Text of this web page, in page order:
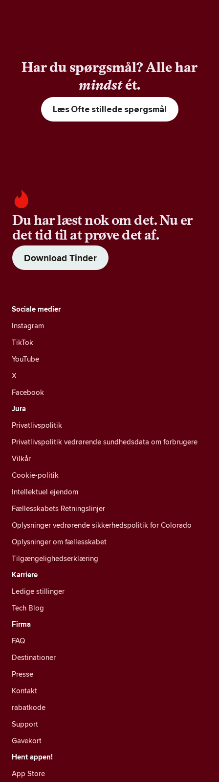
Har du spørgsmål? Alle har
mindstét.
Læs Ofte stillede spørgsmål
Du har læst nok om det. Nu er
det tid til at prøve det af.
Download Tinder
Sociale medier
Instagram
TikTok
YouTube
X
Facebook
Jura
Privatlivspolitik
Privatlivspolitik vedrørende sundhedsdata om forbrugere
Vilkår
Cookie-politik
Intellektuel ejendom
Fællesskabets Retningslinjer
Oplysninger vedrørende sikkerhedspolitik for Colorado
Oplysninger om fællesskabet
Tilgængelighedserklæring
Karriere
Ledige stillinger
Tech Blog
Firma
FAQ
Destinationer
Presse
Kontakt
rabatkode
Support
Gavekort
Hent appen!
App Store